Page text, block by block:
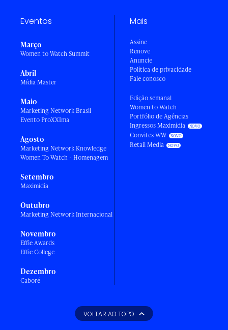
Eventos
Março
Women to Watch Summit
Abril
Mídia Master
Maio
Marketing Network Brasil
Evento ProXXIma
Agosto
Marketing Network Knowledge
Women To Watch - Homenagem
Setembro
Maximídia
Outubro
Marketing Network Internacional
Novembro
Effie Awards
Effie College
Dezembro
Caboré
Mais
Assine
Renove
Anuncie
Política de privacidade
Fale conosco
Edição semanal
Women to Watch
Portfólio de Agências
Ingressos Maximídia
Convites WW
Retail Media
VOLTAR AO TOPO